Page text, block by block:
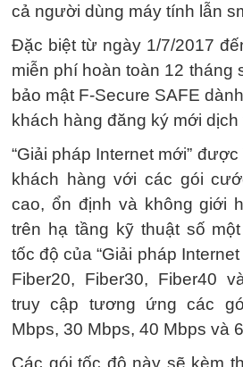
cả người dùng máy tính lẫn
Đặc biệt từ ngày 1/7/2017
miễn phí hoàn toàn 12 tháng
bảo mật F-Secure SAFE
khách hàng đăng ký mới
“Giải pháp Internet mới”
khách hàng với các gói
cao, ổn định và không giới
trên hạ tầng kỹ thuật số
tốc độ của “Giải pháp
Fiber20, Fiber30, Fiber40
truy cập tương ứng các
Mbps, 30 Mbps, 40 Mbps và
Các gói tốc độ này sẽ kèm